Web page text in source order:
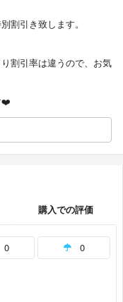
割引き致します。
割引率は違うので、お気
❤️
購入での評価
0 0